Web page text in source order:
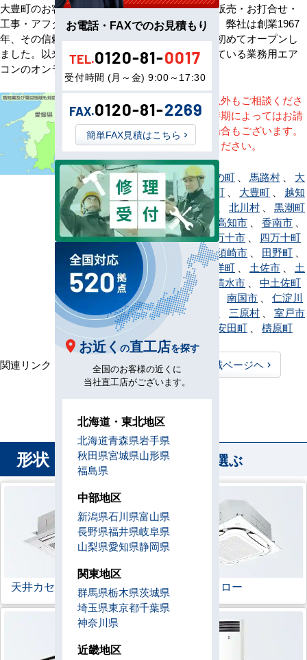
大豊町のお客様へ業務用エアコン・空調機器の販売・お打合せ・
工事・アフターサービスまで一貫して承ります。弊社は創業1967
年、その信頼を基に空調のネット販売を日本で初めてオープンし
ました。以来、皆様にご信頼・ご愛顧いただいている業務用エア
コンのオンラインショップです。
※記載地域以外もご相談くださ
い。地域・時期によってはお請
けできない場合もございます。
直接ご相談ください。
安芸市、いの町 馬路村
大
川村 、大月町 大豊町
越知
町、香美市 北川村
黒潮町
、芸西村、 高知市 香南市
佐川町、四万十市
四万十町
、
宿毛市、須崎市 田野町
津野町、東洋町 土佐市
土
佐町 、土佐清水市
中土佐町
、奈半利町 南国市
仁淀川
町、日高村 三原村
室戸市
、
安田町 檮原町
関連リンク： TOPページヘ
高知県全域ページヘ
高知県直工店所在地
形状 から業務用エアコンを選ぶ
天井カセット形4方向 ラウンドフロー
お電話・FAXでのお見積もり
TEL.0120-81-0017
受付時間 (月～金) 9:00～17:30
FAX.0120-81-2269
簡単FAX見積はこちら
お近く の直工店を探す
全国のお客様の近くに
当社直工店がございます。
北海道・東北地区
北海道青森県岩手県
秋田県宮城県山形県
福島県
中部地区
新潟県石川県富山県
長野県福井県岐阜県
山梨県愛知県静岡県
関東地区
群馬県栃木県茨城県
埼玉県東京都千葉県
神奈川県
近畿地区